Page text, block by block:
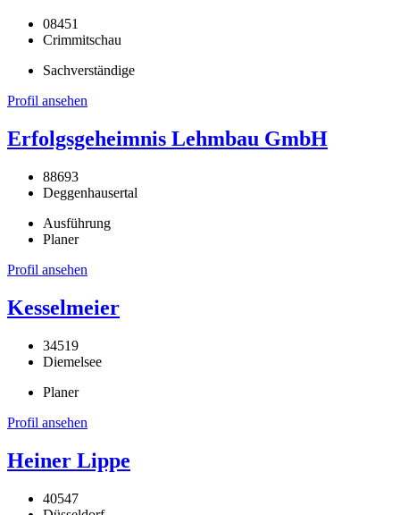
08451
Crimmitschau
Sachverständige
Profil ansehen
Erfolgsgeheimnis Lehmbau GmbH
88693
Deggenhausertal
Ausführung
Planer
Profil ansehen
Kesselmeier
34519
Diemelsee
Planer
Profil ansehen
Heiner Lippe
40547